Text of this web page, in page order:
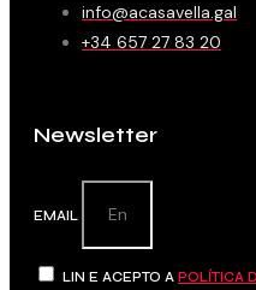
info@acasavella.gal
+34 657 27 83 20
Newsletter
EMAIL
LIN E ACEPTO A POLÍTICA